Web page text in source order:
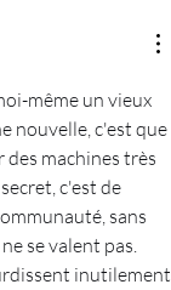
même un vieux
nouvelle, c'est que
machines très
c'est de
sans
se valent pas.
inutilement